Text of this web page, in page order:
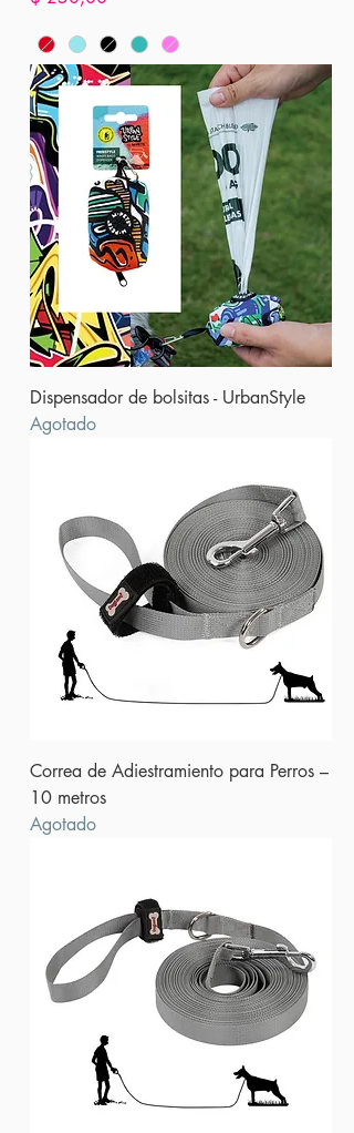
Dispensador de bolsitas - UrbanStyle
Agotado
Correa de Adiestramiento para Perros –
10 metros
Agotado